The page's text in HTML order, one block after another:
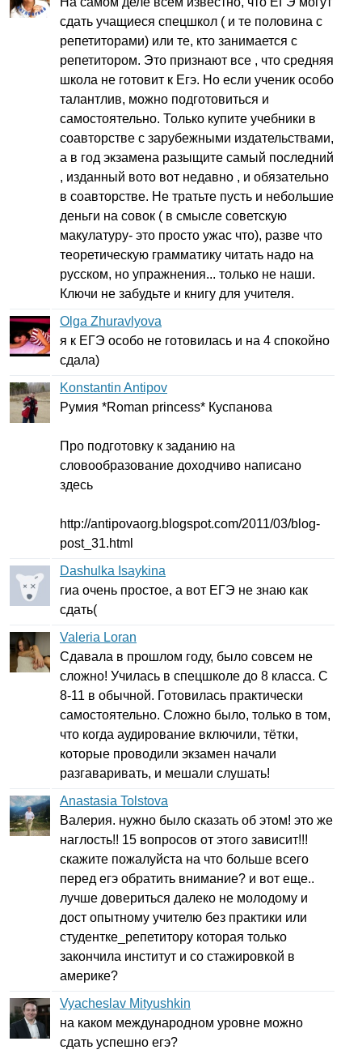
сдать учащиеся спецшкол ( и те половина с
репетиторами) или те, кто занимается с
репетитором. Это признают все , что средняя
школа не готовит к Егэ. Но если ученик особо
талантлив, можно подготовиться и
самостоятельно. Только купите учебники в
соавторстве с зарубежными издательствами,
а в год экзамена разыщите самый последний
, изданный вото вот недавно , и обязательно
в соавторстве. Не тратьте пусть и небольшие
деньги на совок ( в смысле советскую
макулатуру- это просто ужас что), разве что
теоретическую грамматику читать надо на
русском, но упражнения... только не наши.
Ключи не забудьте и книгу для учителя.
Olga Zhuravlyova
я к ЕГЭ особо не готовилась и на 4 спокойно
сдала)
Konstantin Antipov
Румия *Roman princess* Куспанова
Про подготовку к заданию на
словообразование доходчиво написано
здесь
http://antipovaorg.blogspot.com/2011/03/blog-
post_31.html
Dashulka Isaykina
гиа очень простое, а вот ЕГЭ не знаю как
сдать(
Valeria Loran
Сдавала в прошлом году, было совсем не
сложно! Училась в спецшколе до 8 класса. С
8-11 в обычной. Готовилась практически
самостоятельно. Сложно было, только в том,
что когда аудирование включили, тётки,
которые проводили экзамен начали
разгаваривать, и мешали слушать!
Anastasia Tolstova
Валерия. нужно было сказать об этом! это же
наглость!! 15 вопросов от этого зависит!!!
скажите пожалуйста на что больше всего
перед егэ обратить внимание? и вот еще..
лучше довериться далеко не молодому и
дост опытному учителю без практики или
студентке_репетитору которая только
закончила институт и со стажировкой в
америке?
Vyacheslav Mityushkin
на каком международном уровне можно
сдать успешно егэ?